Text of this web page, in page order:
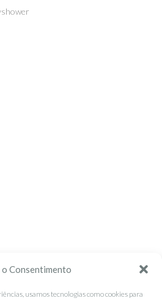
Consentimento
usamos tecnologias como cookies para